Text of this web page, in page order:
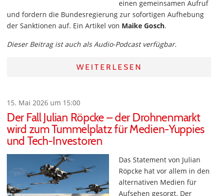
einen gemeinsamen Aufruf
und fordern die Bundesregierung zur sofortigen Aufhebung
der Sanktionen auf. Ein Artikel von Maike Gosch.
Dieser Beitrag ist auch als Audio-Podcast verfügbar.
WEITERLESEN
15. Mai 2026 um 15:00
Der Fall Julian Röpcke – der Drohnenmarkt
wird zum Tummelplatz für Medien-Yuppies
und Tech-Investoren
Das Statement von Julian
Röpcke hat vor allem in den
alternativen Medien für
Aufsehen gesorgt. Der